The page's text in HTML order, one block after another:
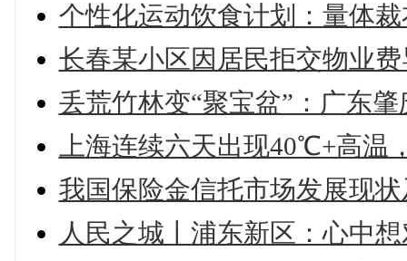
个性化运动饮食计划：量体
长春某小区因居民拒交物业
丢荒竹林变“聚宝盆”：广东
上海连续六天出现40℃+高温
我国保险金信托市场发展现
人民之城丨浦东新区：心中